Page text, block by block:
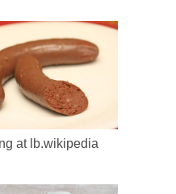
at lb.wikipedia